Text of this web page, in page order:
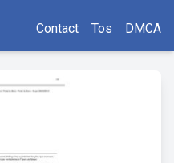
Contact Tos DMCA